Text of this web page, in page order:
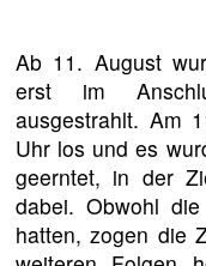
Ab 11. August
erst im
ausgestrahlt. Am
Uhr los und es
geerntet, in der
dabei. Obwohl
hatten, zogen die